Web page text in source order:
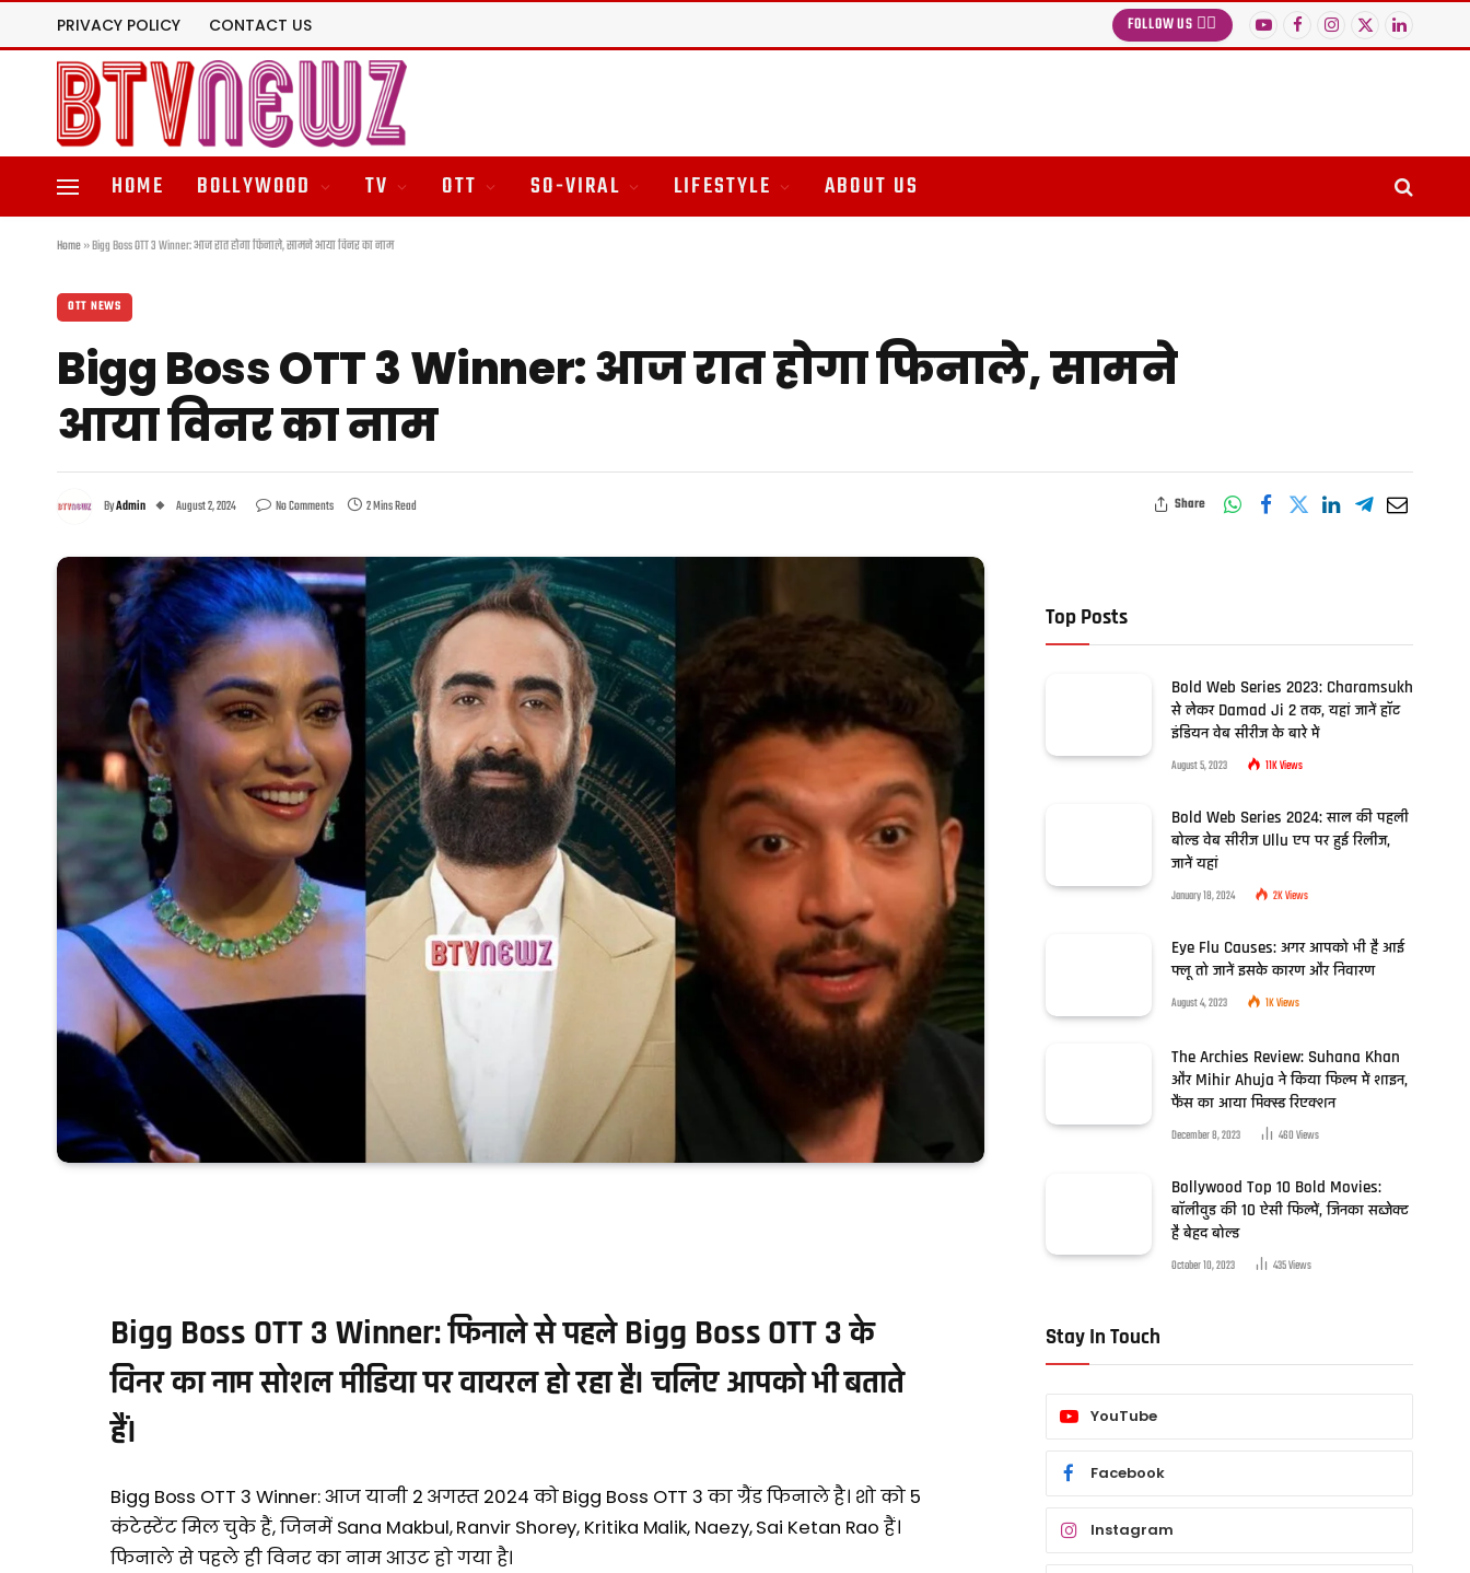
PRIVACY POLICY CONTACT US FOLLOW US 👉🏻 YouTubeFacebook
Instagram
X
(Twitter)
LinkedIn
HOME BOLLYWOOD TV OTT SO-VIRAL LIFESTYLE ABOUT US
Home»Bigg Boss OTT 3 Winner: आज रात होगा फिनाले, सामने आया विनर का नाम
OTT NEWS
Bigg Boss OTT 3 Winner: आज रात होगा फिनाले, सामने
आया विनर का नाम
ByAdmin August 2, 2024 No Comments 2 Mins Read Share
Bigg Boss OTT 3 Winner: फिनाले से पहले Bigg Boss OTT 3 के
विनर का नाम सोशल मीडिया पर वायरल हो रहा है। चलिए आपको भी बताते
हैं।
Bigg Boss OTT 3 Winner: आज यानी 2 अगस्त 2024 को Bigg Boss OTT 3 का ग्रैंड फिनाले है। शो को 5
कंटेस्टेंट मिल चुके हैं, जिनमें Sana Makbul, Ranvir Shorey, Kritika Malik, Naezy, Sai Ketan Rao हैं।
फिनाले से पहले ही विनर का नाम आउट हो गया है।
Top Posts
Bold Web Series 2023: Charamsukh
से लेकर Damad Ji 2 तक, यहां जानें हॉट
इंडियन वेब सीरीज के बारे में
August 5, 2023 11KViews
Bold Web Series 2024: साल की पहली
बोल्ड वेब सीरीज Ullu एप पर हुई रिलीज,
जानें यहां
January 18, 2024 2KViews
Eye Flu Causes: अगर आपको भी है आई
फ्लू तो जानें इसके कारण और निवारण
August 4, 2023 1KViews
The Archies Review: Suhana Khan
और Mihir Ahuja ने किया फिल्म में शाइन,
फैंस का आया मिक्स्ड रिएक्शन
December 8, 2023 460Views
Bollywood Top 10 Bold Movies:
बॉलीवुड की 10 ऐसी फिल्में, जिनका सब्जेक्ट
है बेहद बोल्ड
October 10, 2023 435Views
Stay In Touch
YouTube
Facebook
Instagram